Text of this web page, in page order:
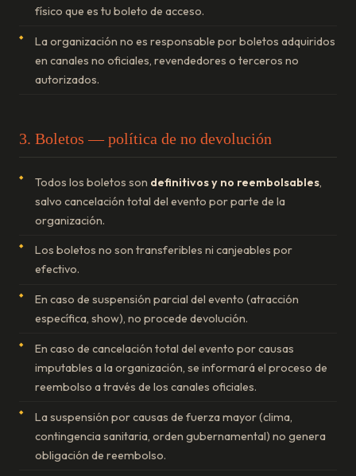
físico que es tu boleto de acceso.
La organización no es responsable por boletos adquiridos
en canales no oficiales, revendedores o terceros no
autorizados.
3. Boletos — política de no devolución
Todos los boletos son definitivos y no reembolsables
salvo cancelación total del evento por parte de la
organización.
Los boletos no son transferibles ni canjeables por
efectivo.
En caso de suspensión parcial del evento (atracción
específica, show), no procede devolución.
En caso de cancelación total del evento por causas
imputables a la organización, se informará el proceso de
reembolso a través de los canales oficiales.
La suspensión por causas de fuerza mayor (clima,
contingencia sanitaria, orden gubernamental) no genera
obligación de reembolso.